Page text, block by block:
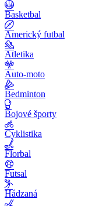
Basketbal
Americký futbal
Atletika
Auto-moto
Bedminton
Bojové športy
Cyklistika
Florbal
Futsal
Hádzaná